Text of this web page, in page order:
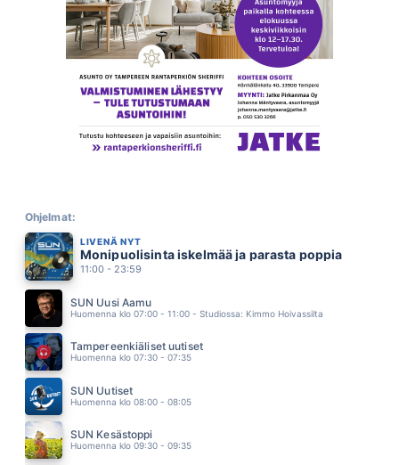
06.08
AINUTLAATUINEN
PEKKA TIILIKAINEN & THE BEATMAKERS (Feat.Justiina Luukaslammi)
06.05
LÄMPÖÄ JA LÄHEISYYTTÄ
ARTTU WISKARI
06.01
GOING DOWN SLOW
HUEY LEWIS AND THE NEWS
05.57
JANNIKA B
05.47
SADE
KAIJA KÄRKINEN JA ILE KALLIO
05.44
FINLANDERS
05.40
GEORGE MICHAEL
05.35
ABREU
05.32
Ohjelmat:
LIVENÄ NYT
Monipuolisinta iskelmää ja parasta poppia
11:00 - 23:59
SUN Uusi Aamu
Huomenna klo 07:00 - 11:00 - Studiossa: Kimmo Hoivassilta
Tampereenkiäliset uutiset
Huomenna klo 07:30 - 07:35
SUN Uutiset
Huomenna klo 08:00 - 08:05
SUN Kesästoppi
Huomenna klo 09:30 - 09:35